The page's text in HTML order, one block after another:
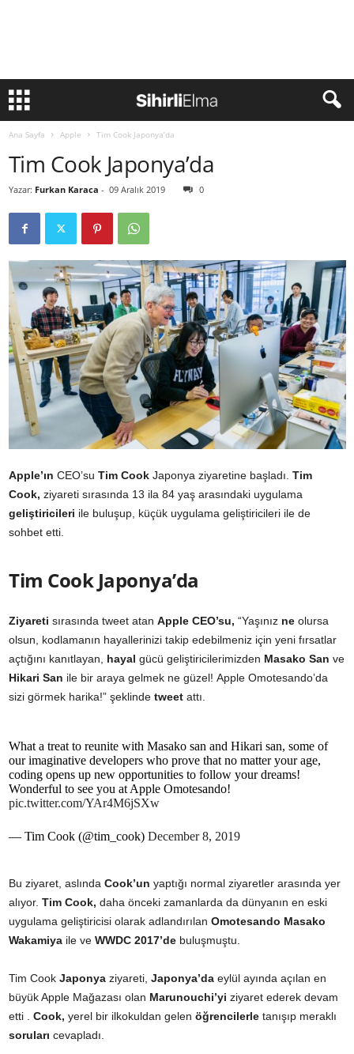
Ana Sayfa Apple Tim Cook Japonya’da
Tim Cook Japonya’da
Yazar: Furkan Karaca - 09 Aralık 2019 0
Apple’ın CEO’su Tim Cook Japonya ziyaretine başladı. Tim
Cook, ziyareti sırasında 13 ila 84 yaş arasındaki uygulama
geliştiricileri ile buluşup, küçük uygulama geliştiricileri ile de
sohbet etti.
Tim Cook Japonya’da
Ziyareti sırasında tweet atan Apple CEO’su, “Yaşınız ne olursa
olsun, kodlamanın hayallerinizi takip edebilmeniz için yeni fırsatlar
açtığını kanıtlayan, hayal gücü geliştiricilerimizden Masako San ve
Hikari San ile bir araya gelmek ne güzel! Apple Omotesando’da
sizi görmek harika!” şeklinde tweet attı.
What a treat to reunite with Masako san and Hikari san, some of
our imaginative developers who prove that no matter your age,
coding opens up new opportunities to follow your dreams!
Wonderful to see you at Apple Omotesando!
pic.twitter.com/YAr4M6jSXw
— Tim Cook (@tim_cook) December 8, 2019
Bu ziyaret, aslında Cook’un yaptığı normal ziyaretler arasında yer
alıyor. Tim Cook, daha önceki zamanlarda da dünyanın en eski
uygulama geliştiricisi olarak adlandırılan Omotesando Masako
Wakamiya ile ve WWDC 2017’de buluşmuştu.
Tim Cook Japonya ziyareti, Japonya’da eylül ayında açılan en
büyük Apple Mağazası olan Marunouchi’yi ziyaret ederek devam
etti . Cook, yerel bir ilkokuldan gelen öğrencilerle tanışıp meraklı
soruları cevapladı.